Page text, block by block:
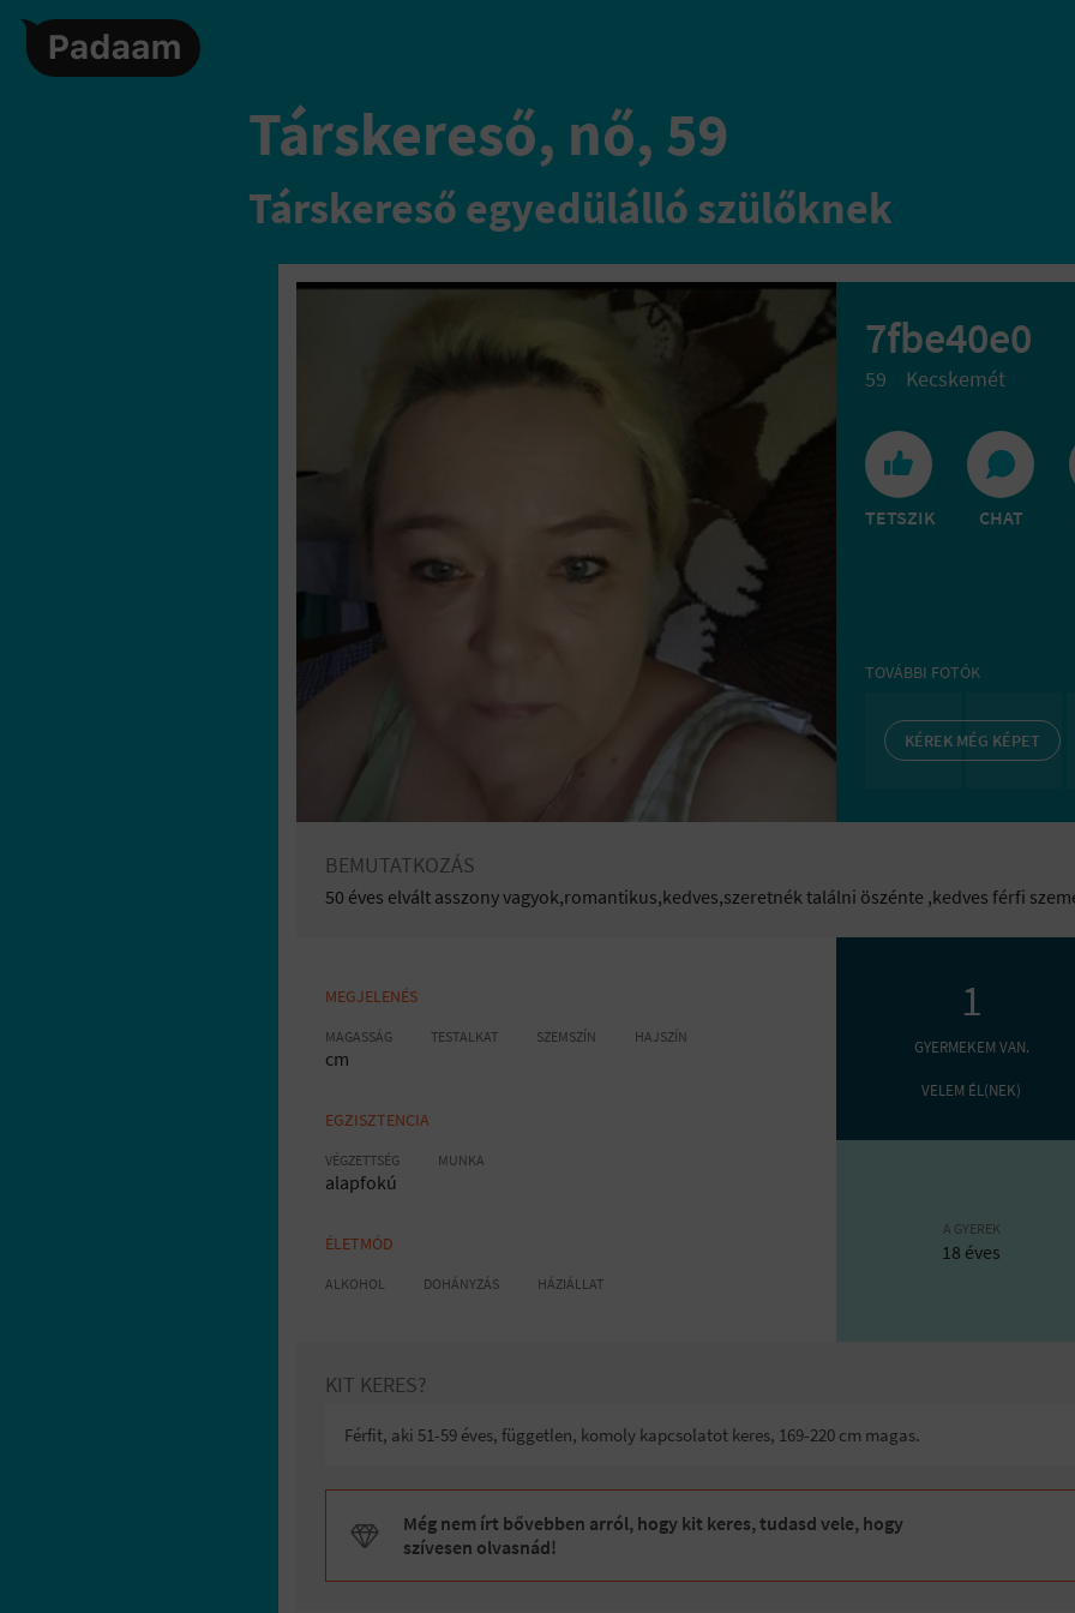
Társkereső, nő, 59
Társkereső egyedülálló szülőknek
7fbe40e0
59 Kecskemét
TETSZIK CHAT
TOVÁBBI FOTÓK
KÉREK MÉG KÉPET
BEMUTATKOZÁS
50 éves elvált asszony vagyok,romantikus,kedves,szeretnék találni öszénte ,kedves férfi
MEGJELENÉS
MAGASSÁG
cm
TESTALKAT SZEMSZÍN HAJSZÍN
EGZISZTENCIA
VÉGZETTSÉG
alapfokú
MUNKA
ÉLETMÓD
ALKOHOL DOHÁNYZÁS HÁZIÁLLAT
1
GYERMEKEM VAN.
VELEM ÉL(NEK)
A GYEREK
18 éves
KIT KERES?
Férfit, aki 51-59 éves, független, komoly kapcsolatot keres, 169-220 cm magas.
Még nem írt bővebben arról, hogy kit keres, tudasd vele, hogy
szívesen olvasnád!